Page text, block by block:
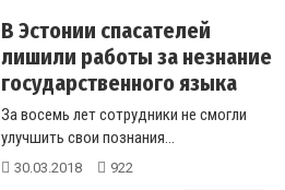
В Эстонии спасателей
лишили работы за незнание
государственного языка
За восемь лет сотрудники не смогли
улучшить свои познания...
30.03.2018 922